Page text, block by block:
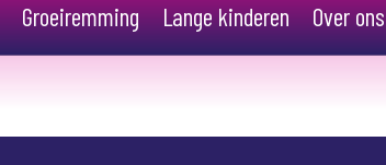
Groeiremming Lange kinderen Over ons